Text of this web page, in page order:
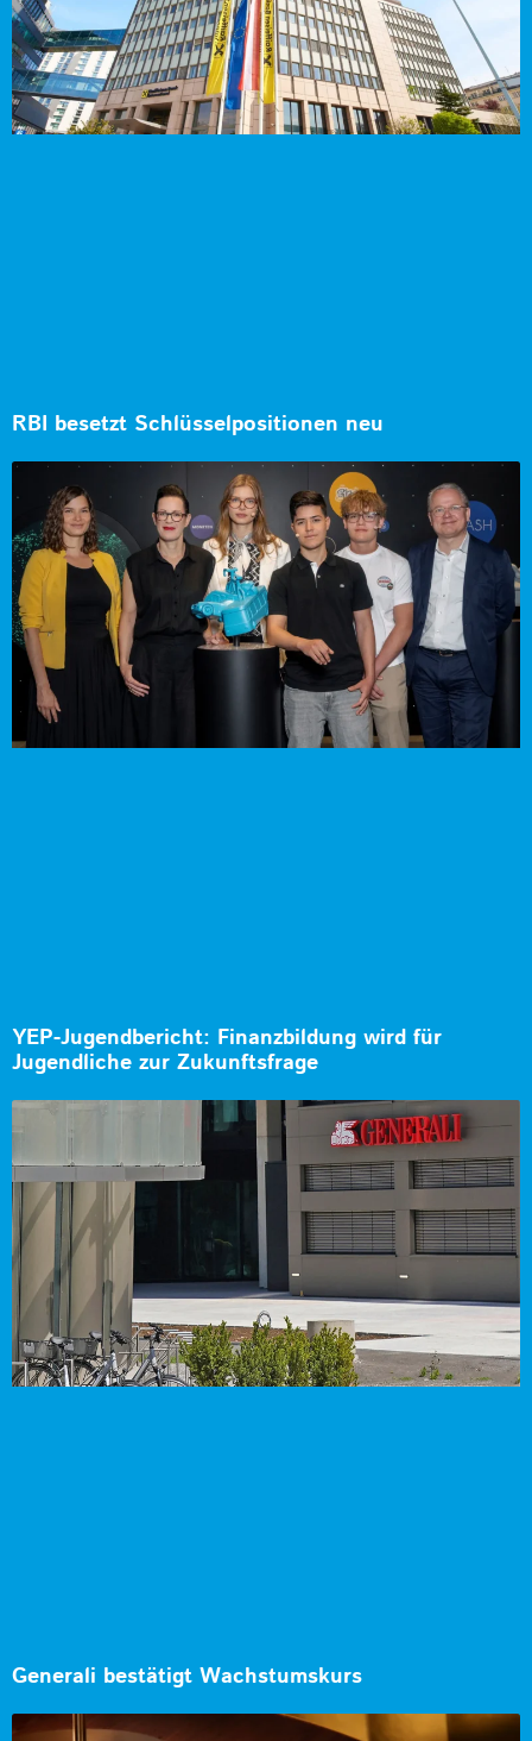
RBI besetzt Schlüsselpositionen neu
YEP-Jugendbericht: Finanzbildung wird für
Jugendliche zur Zukunftsfrage
Generali bestätigt Wachstumskurs